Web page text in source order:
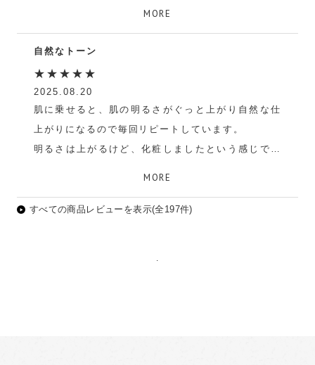
ちぃ
MORE
自然なトーン
★★★★★
2025.08.20
肌に乗せると、肌の明るさがぐっと上がり自然な仕
上がりになるので毎回リピートしています。
明るさは上がるけど、化粧しましたという感じでは
けろぽこ
MORE
すべての商品レビューを表示(全197件)
.